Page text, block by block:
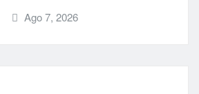
Ago 7, 2026